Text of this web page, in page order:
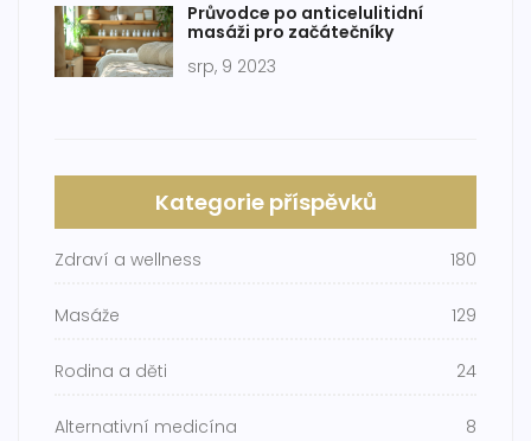
Průvodce po anticelulitidní
masáži pro začátečníky
srp, 9 2023
Kategorie příspěvků
Zdraví a wellness 180
Masáže 129
Rodina a děti 24
Alternativní medicína 8